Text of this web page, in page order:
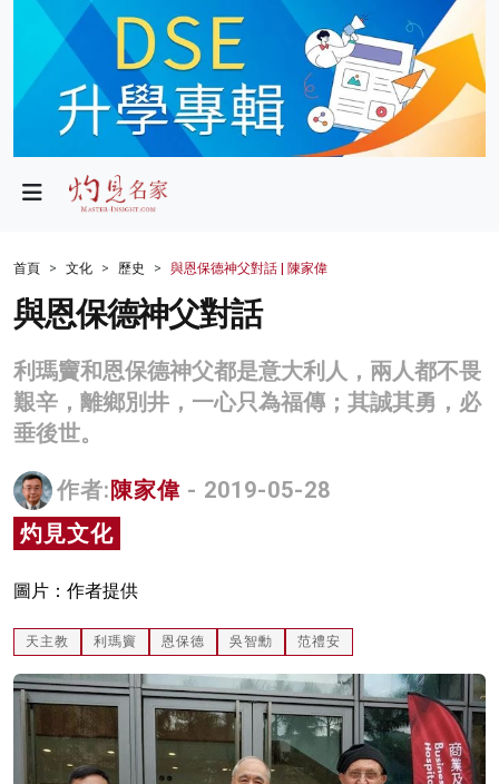
政局
財經
生活
商業
科技
影片
名家榜
灼見活動
首頁 文化 歷史 與恩保德神父對話 | 陳家偉
與恩保德神父對話
利瑪竇和恩保德神父都是意大利人，兩人都不畏
艱辛，離鄉別井，一心只為福傳；其誠其勇，必
垂後世。
作者: 陳家偉 - 2019-05-28
灼見文化
圖片：作者提供
天主教 利瑪竇 恩保德 吳智勳 范禮安